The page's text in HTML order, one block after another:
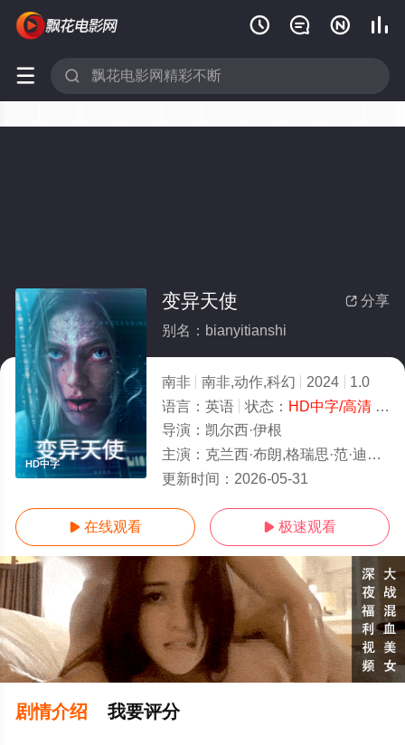
   
 
HD中字
 分享
变异天使
别名：bianyitianshi
南非 南非,动作,科幻 2024
1.0
语言： 英语 状态： HD中字/高清- 免费在线观看
导演： 凯尔西·伊根
主演： 克兰西·布朗,格瑞思·范·迪恩,丹尼尔·沙曼,艾丹·斯科特,瑞安·克鲁格
更新时间： 2026-05-31
 在线观看  极速观看
剧情介绍 我要评分